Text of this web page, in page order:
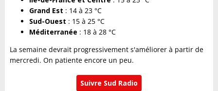
Grand Est : 14 à 23 °C
Sud-Ouest : 15 à 25 °C
Méditerranée : 18 à 28 °C
La semaine devrait progressivement s'améliorer à partir de
mercredi. On patiente encore un peu.
Suivre Sud Radio